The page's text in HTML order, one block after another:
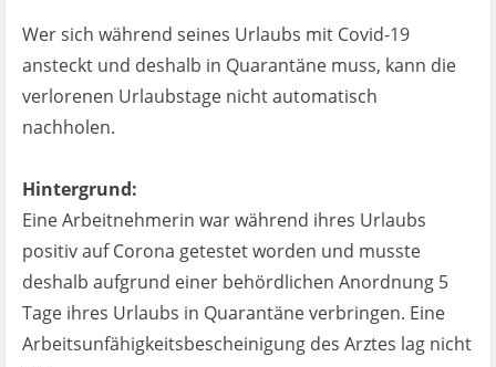
Was jetzt?
Aufhebungsvertrag
Wann lohnt er sich?
Zeugnis
Ist es wirklich gut?
Kontakt
News
Wer sich während seines Urlaubs mit Covid-19
ansteckt und deshalb in Quarantäne muss, kann die
verlorenen Urlaubstage nicht automatisch
nachholen.
Hintergrund:
Eine Arbeitnehmerin war während ihres Urlaubs
positiv auf Corona getestet worden und musste
deshalb aufgrund einer behördlichen Anordnung 5
Tage ihres Urlaubs in Quarantäne verbringen. Eine
Arbeitsunfähigkeitsbescheinigung des Arztes lag nicht